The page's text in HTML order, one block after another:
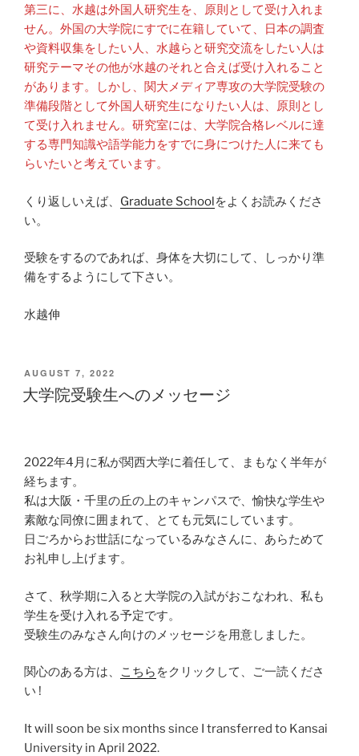
第三に、水越は外国人研究生を、原則として受け入れま
せん。外国の大学院にすでに在籍していて、日本の調査
や資料収集をしたい人、水越らと研究交流をしたい人は
研究テーマその他が水越のそれと合えば受け入れること
があります。しかし、関大メディア専攻の大学院受験の
準備段階として外国人研究生になりたい人は、原則とし
て受け入れません。研究室には、大学院合格レベルに達
する専門知識や語学能力をすでに身につけた人に来ても
らいたいと考えています。
くり返しいえば、 Graduate Schoolをよくお読みくださ
い。
受験をするのであれば、身体を大切にして、しっかり準
備をするようにして下さい。
水越伸
POSTED
ON
AUGUST 7, 2022
大学院受験生へのメッセージ
2022年4月に私が関西大学に着任して、まもなく半年が
経ちます。
私は大阪・千里の丘の上のキャンパスで、愉快な学生や
素敵な同僚に囲まれて、とても元気にしています。
日ごろからお世話になっているみなさんに、あらためて
お礼申し上げます。
さて、秋学期に入ると大学院の入試がおこなわれ、私も
学生を受け入れる予定です。
受験生のみなさん向けのメッセージを用意しました。
関心のある方は、 こちら をクリックして、ご一読くださ
い !
It will soon be six months since I transferred to Kansai
University in April 2022.